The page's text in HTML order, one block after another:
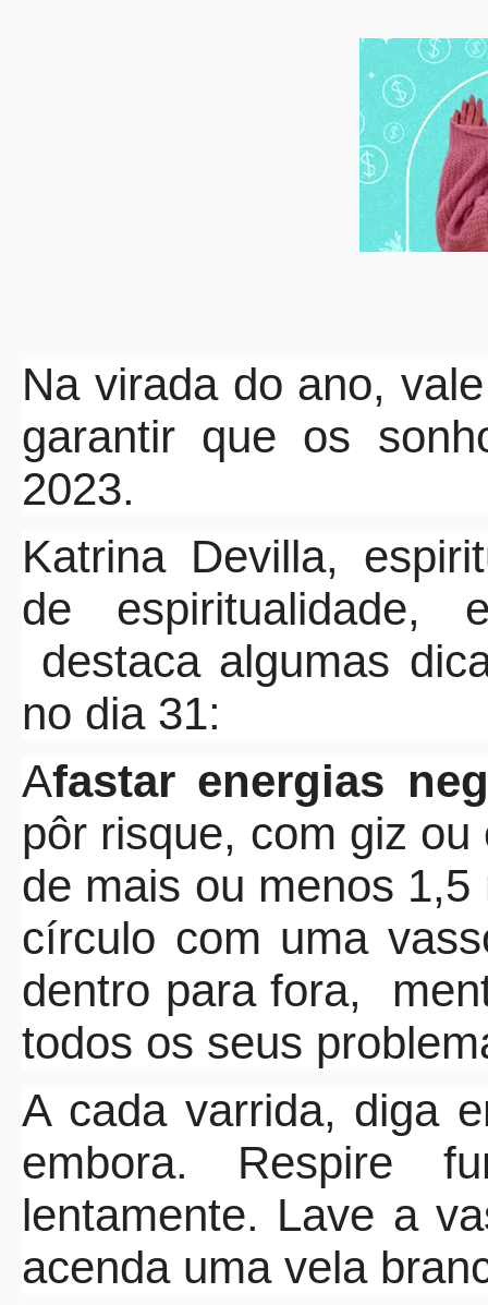
Na virada do ano,
garantir que os
2023.
Katrina Devilla,
de espiritualidade,
destaca algumas
no dia 31:
Afastar energias
pôr risque, com giz
de mais ou menos
círculo com uma
dentro para fora,
todos os seus
A cada varrida, diga
embora. Respire
lentamente. Lave a
acenda uma vela